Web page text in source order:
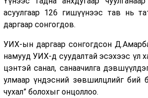
асуулгаар 126 гишүүнээс тав нь
даргаар сонгогдов.
УИХ-ын даргаар сонгогдсон
намууд УИХ-д суудалтай эсэхээс үл
цэнтэй санал, санаачилга
улмаар үндэсний зөвшилцлийг бий
чухал” болохыг онцоллоо.